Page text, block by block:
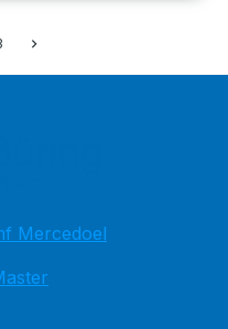
Mercedoel